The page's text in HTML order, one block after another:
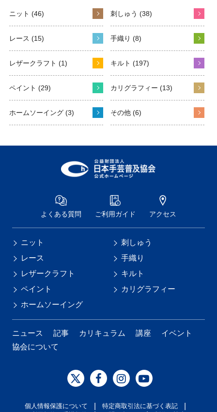
ニット (46) 刺しゅう (38)
レース (15) 手織り (8)
レザークラフト (1) キルト (197)
ペイント (29) カリグラフィー (13)
ホームソーイング (3) その他 (6)
よくある質問 ご利用ガイド アクセス
ニット
刺しゅう
レース
手織り
レザークラフト
キルト
ペイント
カリグラフィー
ホームソーイング
ニュース 記事 カリキュラム 講座
イベント
協会について
個人情報保護について 特定商取引法に基づく表記